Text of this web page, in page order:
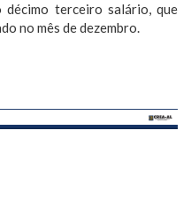
terceiro salário, que
no mês de dezembro.